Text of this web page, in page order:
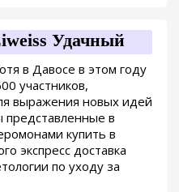
Удачный
в Давосе в этом году
участников,
выражения новых идей
в
купить в
экспресс доставка
по уходу за